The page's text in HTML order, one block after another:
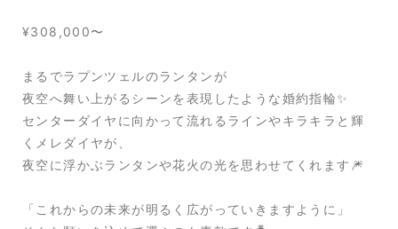
¥308,000〜
まるでラプンツェルのランタンが
夜空へ舞い上がるシーンを表現したような婚約指輪✨
センターダイヤに向かって流れるラインやキラキラと輝
くメレダイヤが、
夜空に浮かぶランタンや花火の光を思わせてくれます🎆
「これからの未来が明るく広がっていきますように」